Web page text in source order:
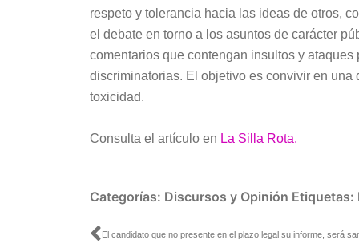
respeto y tolerancia hacia las ideas de otros,
el debate en torno a los asuntos de carácter
comentarios que contengan insultos y
discriminatorias. El objetivo es convivir en
toxicidad.
Consulta el artículo en La Silla Rota.
Categorías: Discursos y Opinión Etiquetas: